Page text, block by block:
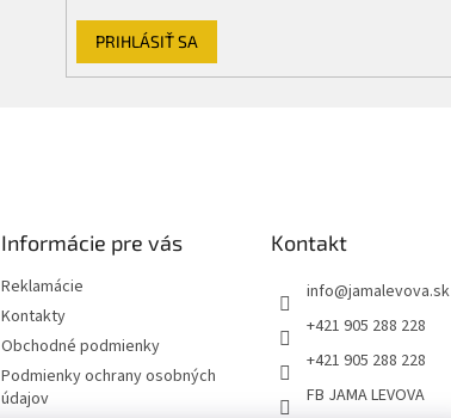
PRIHLÁSIŤ SA
Informácie pre vás
Reklamácie
Kontakty
Obchodné podmienky
Podmienky ochrany osobných
údajov
Kontakt
info@jamalevova.sk
+421 905 288 228
+421 905 288 228
FB JAMA LEVOVA